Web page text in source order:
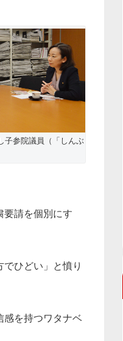
子参院議員（「しんぶ
要請を個別にす
ひどい」と憤り
感を持つワタナベ